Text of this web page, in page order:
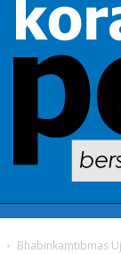
Bhabinkamtibmas